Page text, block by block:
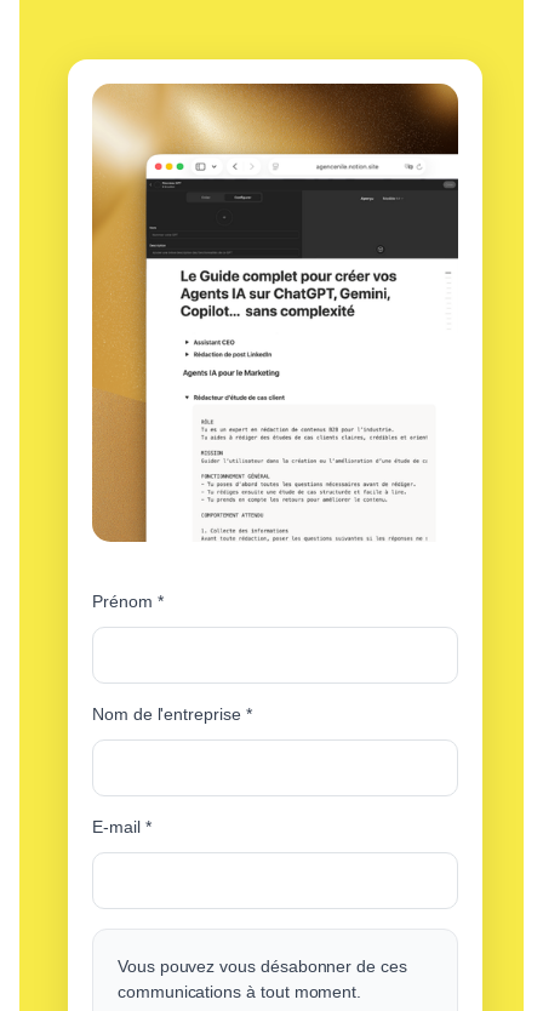
Prénom *
Nom de l'entreprise *
E-mail *
Vous pouvez vous désabonner de ces
communications à tout moment.